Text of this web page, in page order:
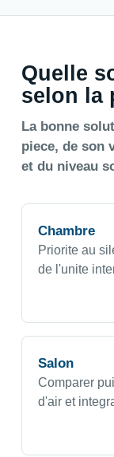
Quelle
selon la
La bonne
piece, de son
et du niveau
Chambre
Priorite au
de l'unite
Salon
Comparer
d'air et